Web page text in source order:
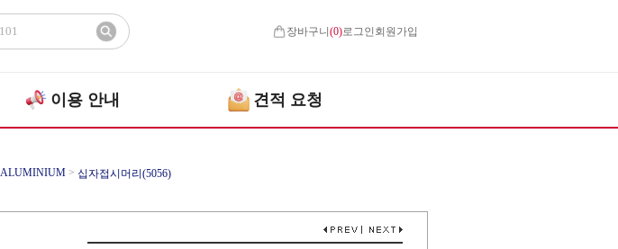
장바구니(0)로그인 회원가입
이용 안내 견적 요청
ALUMINIUM > 십자접시머리(5056)